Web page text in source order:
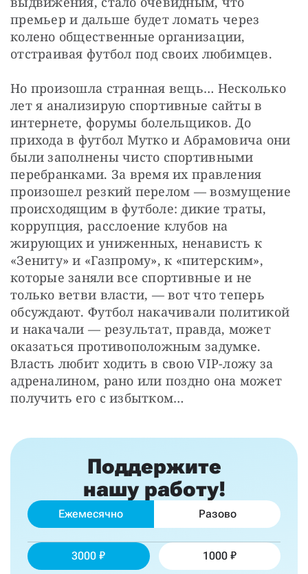
премьер и дальше будет ломать через
колено общественные организации,
отстраивая футбол под своих любимцев.
Но произошла странная вещь… Несколько
лет я анализирую спортивные сайты в
интернете, форумы болельщиков. До
прихода в футбол Мутко и Абрамовича они
были заполнены чисто спортивными
перебранками. За время их правления
произошел резкий перелом — возмущение
происходящим в футболе: дикие траты,
коррупция, расслоение клубов на
жирующих и униженных, ненависть к
«Зениту» и «Газпрому», к «питерским»,
которые заняли все спортивные и не
только ветви власти, — вот что теперь
обсуждают. Футбол накачивали политикой
и накачали — результат, правда, может
оказаться противоположным задумке.
Власть любит ходить в свою VIP-ложу за
адреналином, рано или поздно она может
получить его с избытком…
Поддержите
нашу работу!
Ежемесячно Разово
3000 1000